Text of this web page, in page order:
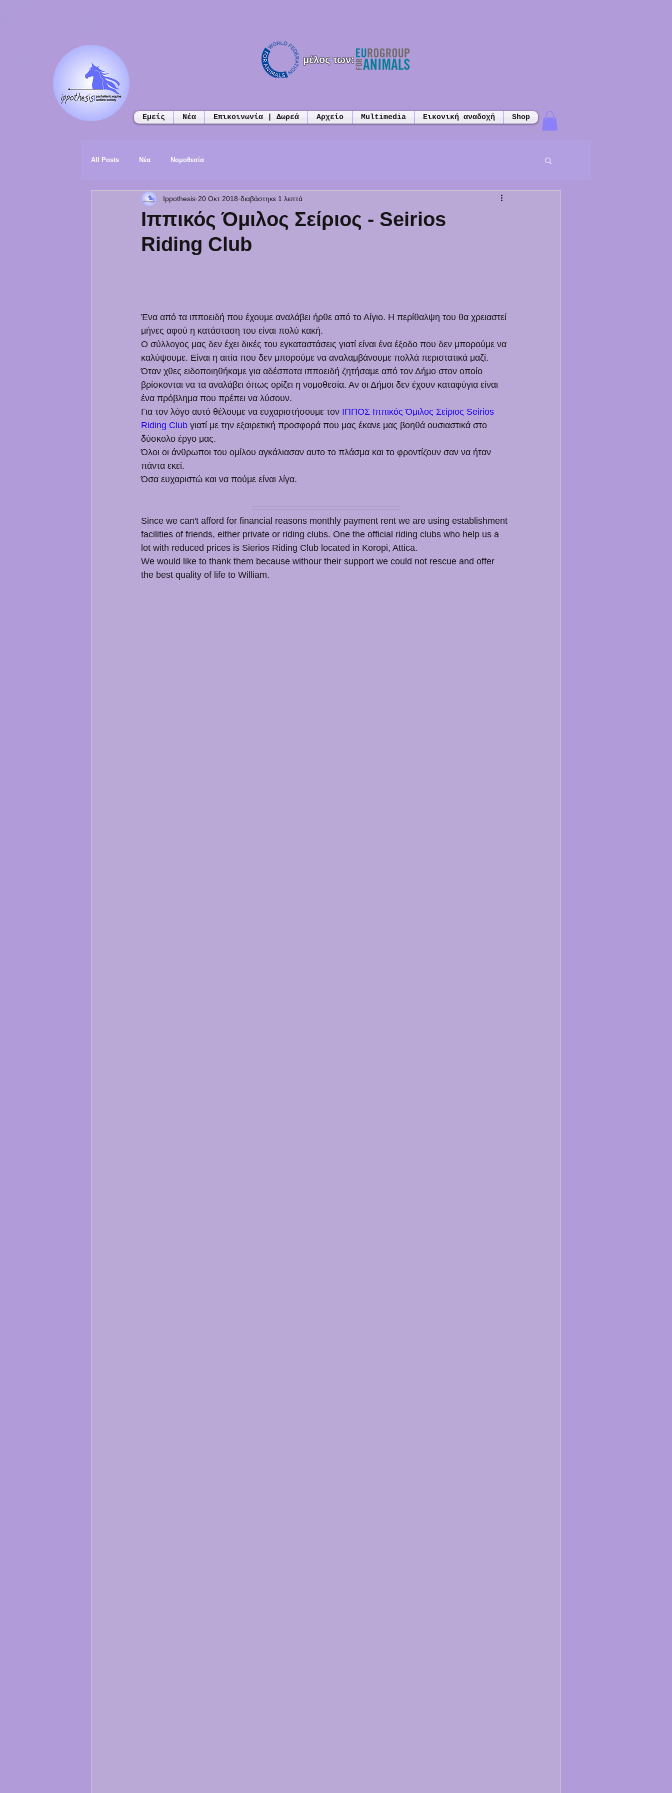
μέλος των:
Εμείς Νέα Επικοινωνία | Δωρεά Αρχείο Multimedia Εικονική αναδοχή Shop
All Posts Νέα Νομοθεσία
Ιππικός Όμιλος Σείριος - Seirios
Riding Club
Ippothesis 20 Οκτ 2018 διαβάστηκε 1 λεπτά
Ένα από τα ιπποειδή που έχουμε αναλάβει ήρθε από το Αίγιο. Η περίθαλψη του θα χρειαστεί
μήνες αφού η κατάσταση του είναι πολύ κακή.
Ο σύλλογος μας δεν έχει δικές του εγκαταστάσεις γιατί είναι ένα έξοδο που δεν μπορούμε να
καλύψουμε. Είναι η αιτία που δεν μπορούμε να αναλαμβάνουμε πολλά περιστατικά μαζί.
Όταν χθες ειδοποιηθήκαμε για αδέσποτα ιπποειδή ζητήσαμε από τον Δήμο στον οποίο
βρίσκονται να τα αναλάβει όπως ορίζει η νομοθεσία. Αν οι Δήμοι δεν έχουν καταφύγια είναι
ένα πρόβλημα που πρέπει να λύσουν.
Για τον λόγο αυτό θέλουμε να ευχαριστήσουμε τον ΙΠΠΟΣ Ιππικός Όμιλος Σείριος Seirios
Riding Club γιατί με την εξαιρετική προσφορά που μας έκανε μας βοηθά ουσιαστικά στο
δύσκολο έργο μας.
Όλοι οι άνθρωποι του ομίλου αγκάλιασαν αυτο το πλάσμα και το φροντίζουν σαν να ήταν
πάντα εκεί.
Όσα ευχαριστώ και να πούμε είναι λίγα.
Since we can't afford for financial reasons monthly payment rent we are using establishment
facilities of friends, either private or riding clubs. One the official riding clubs who help us a
lot with reduced prices is Sierios Riding Club located in Koropi, Attica.
We would like to thank them because withour their support we could not rescue and offer
the best quality of life to William.